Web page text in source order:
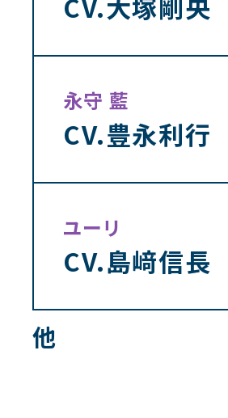
永守 藍
CV.豊永利行
ユーリ
CV.島﨑信長
他